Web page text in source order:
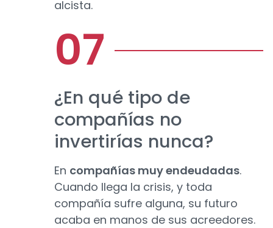
alcista.
¿En qué tipo de
compañías no
invertirías nunca?
En compañías muy endeudadas.
Cuando llega la crisis, y toda
compañía sufre alguna, su futuro
acaba en manos de sus acreedores.